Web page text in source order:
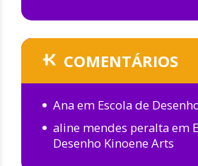
COMENTÁRIOS
Anaem Escola de
aline mendes peraltaem
Desenho Kinoene Arts